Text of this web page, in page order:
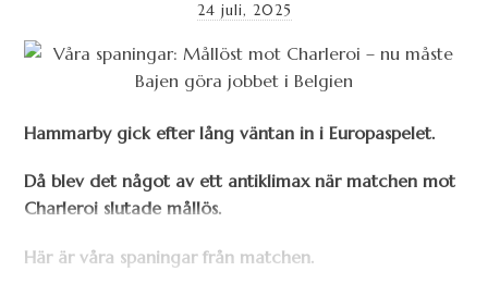
24 juli, 2025
Hammarby gick efter lång väntan in i Europaspelet.
Då blev det något av ett antiklimax när matchen mot
Charleroi slutade mållös.
Här är våra spaningar från matchen.